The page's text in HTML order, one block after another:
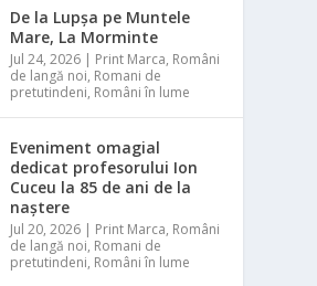
De la Lupșa pe Muntele
Mare, La Morminte
Jul 24, 2026 | Print Marca, Români
de langă noi, Romani de
pretutindeni, Români în lume
Eveniment omagial
dedicat profesorului Ion
Cuceu la 85 de ani de la
naștere
Jul 20, 2026 | Print Marca, Români
de langă noi, Romani de
pretutindeni, Români în lume